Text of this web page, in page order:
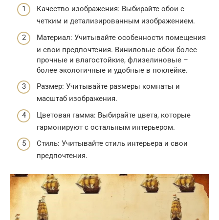
Качество изображения: Выбирайте обои с
четким и детализированным изображением.
Материал: Учитывайте особенности помещения
и свои предпочтения. Виниловые обои более
прочные и влагостойкие, флизелиновые –
более экологичные и удобные в поклейке.
Размер: Учитывайте размеры комнаты и
масштаб изображения.
Цветовая гамма: Выбирайте цвета, которые
гармонируют с остальным интерьером.
Стиль: Учитывайте стиль интерьера и свои
предпочтения.